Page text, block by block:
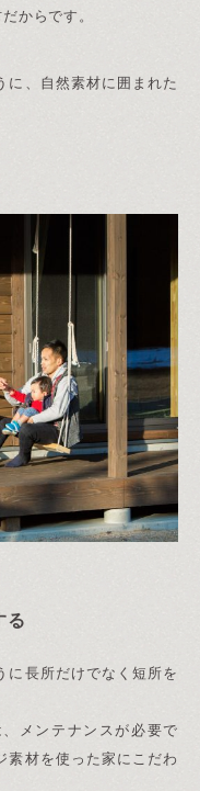
からです。
に、自然素材に囲まれた
る
に長所だけでなく短所を
メンテナンスが必要で
素材を使った家にこだわ